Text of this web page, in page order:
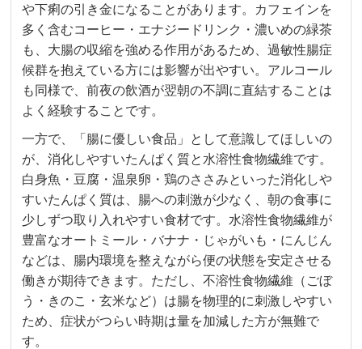
や下痢の引き金になることがあります。カフェインを
多く含むコーヒー・エナジードリンク・濃いめの緑茶
も、大腸の収縮を強める作用があるため、過敏性腸症
候群を抱えている方には影響が出やすい。アルコール
も同様で、前夜の飲酒が翌朝の不調に直結することは
よく経験することです。
一方で、「腸に優しい食品」として意識してほしいの
が、消化しやすいたんぱく質と水溶性食物繊維です。
白身魚・豆腐・温泉卵・鶏のささみといった消化しや
すいたんぱく質は、腸への刺激が少なく、朝の食事に
少しずつ取り入れやすい食材です。水溶性食物繊維が
豊富なオートミール・バナナ・じゃがいも・にんじん
などは、腸内環境を整えながら便の状態を安定させる
働きが期待できます。ただし、不溶性食物繊維（ごぼ
う・きのこ・玄米など）は腸を物理的に刺激しやすい
ため、症状がつらい時期は量を加減した方が無難で
す。